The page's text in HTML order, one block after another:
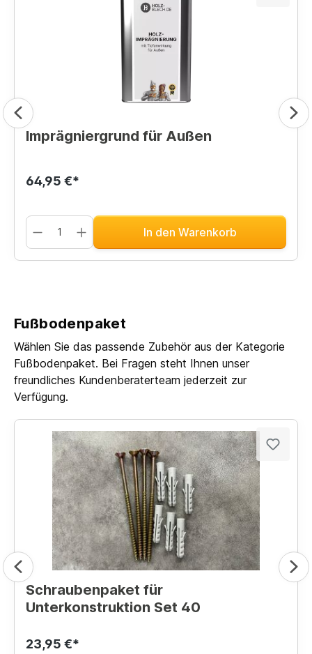
Imprägniergrund für Außen
64,95 €*
In den Warenkorb
Fußbodenpaket
Wählen Sie das passende Zubehör aus der Kategorie
Fußbodenpaket. Bei Fragen steht Ihnen unser
freundliches Kundenberaterteam jederzeit zur
Verfügung.
Schraubenpaket für
Unterkonstruktion Set 40
23,95 €*